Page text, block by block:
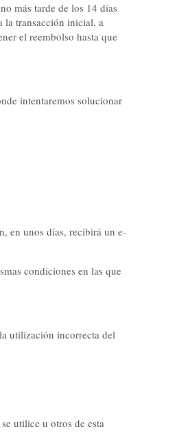
más tarde de los 14 días
la transacción inicial, a
el reembolso hasta que
intentaremos solucionar
en unos días, recibirá un e-
condiciones en las que
utilización incorrecta del
utilice u otros de esta